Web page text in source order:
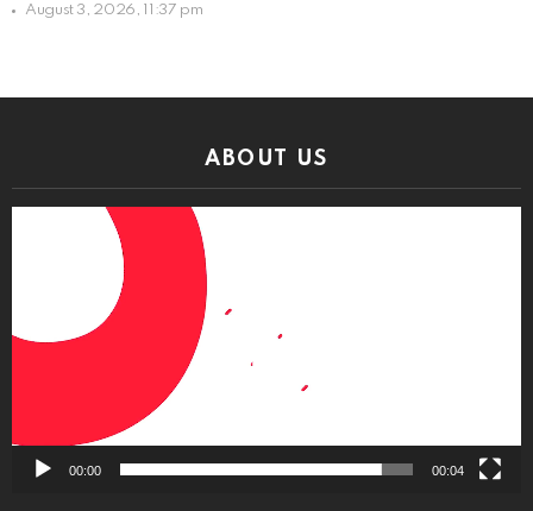
August 3, 2026, 11:37 pm
ABOUT US
00:00 00:04